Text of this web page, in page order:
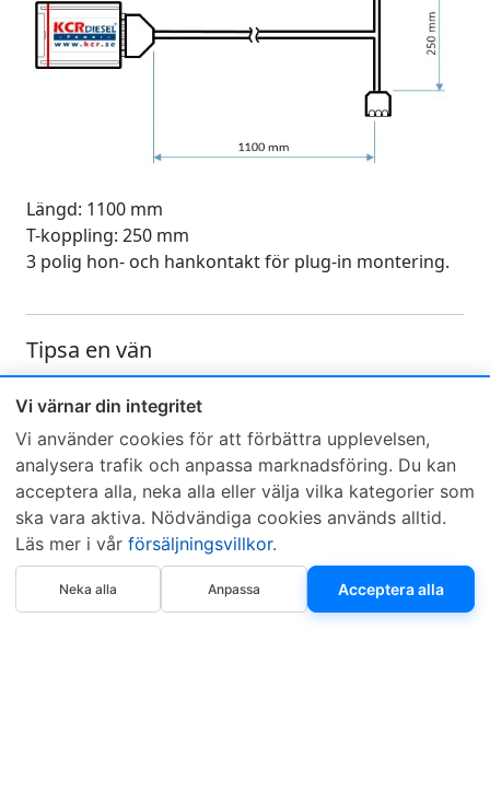
Vi värnar din integritet
Vi använder cookies för att förbättra upplevelsen,
analysera trafik och anpassa marknadsföring. Du kan
acceptera alla, neka alla eller välja vilka kategorier som
ska vara aktiva. Nödvändiga cookies används alltid.
Läs mer i vår försäljningsvillkor.
Neka alla Anpassa Acceptera alla
Köp nu
Längd: 1100 mm
T-koppling: 250 mm
3 polig hon- och hankontakt för plug-in montering.
Tipsa en vän
Skicka ett e-mail och tipsa en vän om denna produkt
Sveriges mest sålda dieselbox
Kontakta KCR
Om KCR/Garantier
Återförsäljare
Sök KCR-box